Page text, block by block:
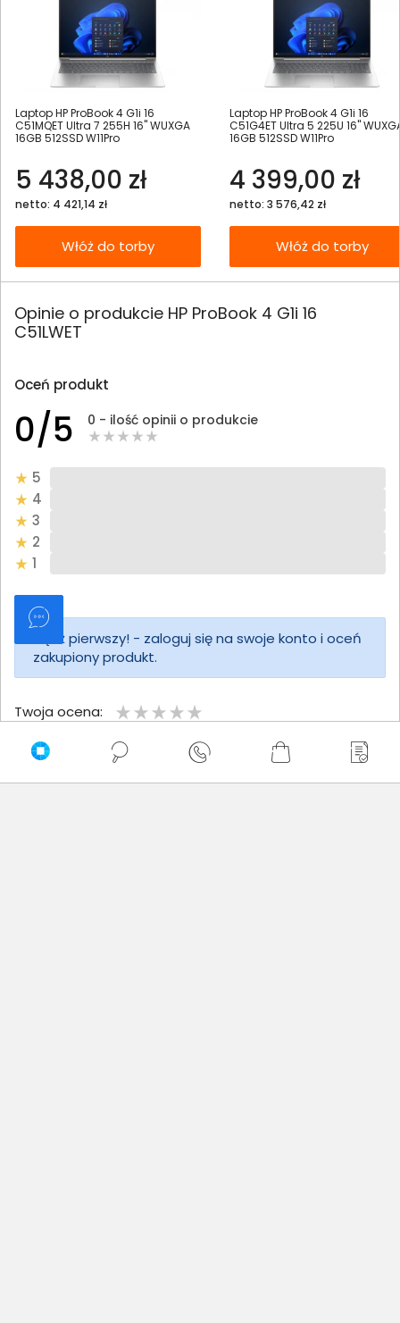
Laptop HP ProBook 4 G1i 16
C51MQET Ultra 7 255H 16" WUXGA
16GB 512SSD W11Pro
5 438,00 zł
netto: 4 421,14 zł
Włóż do torby
Laptop HP ProBook 4 G1i 16
C51G4ET Ultra 5 225U 16"
16GB 512SSD W11Pro
4 399,00 zł
netto: 3 576,42 zł
Włóż do torby
Opinie o produkcie HP ProBook 4 G1i 16
C51LWET
Oceń produkt
0/5 0 - ilość opinii o produkcie
5
4
3
2
1
Bądź pierwszy! - zaloguj się na swoje konto i oceń
zakupiony produkt.
Twoja ocena:
Twoje imię